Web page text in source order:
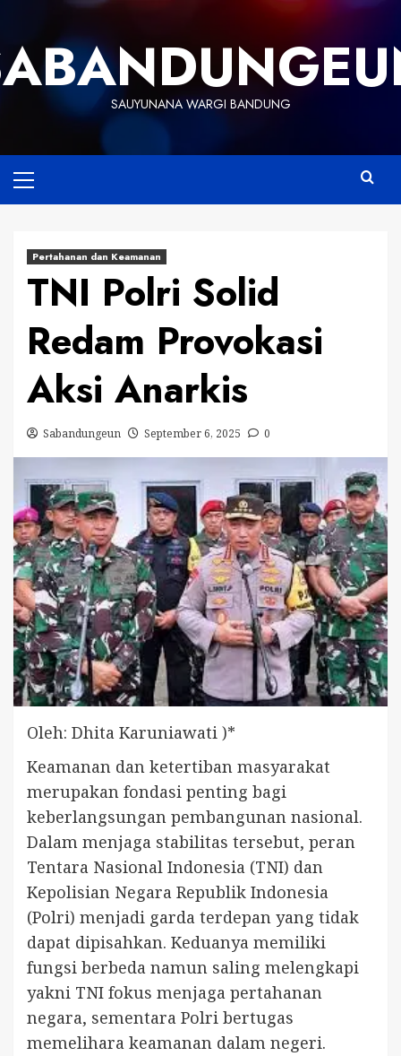
content
SAUYUNANA WARGI BANDUNG
Menu
Pertahanan dan Keamanan
TNI Polri Solid
Redam Provokasi
Aksi Anarkis
Sabandungeun September 6, 2025 0
Oleh: Dhita Karuniawati )*
Keamanan dan ketertiban masyarakat
merupakan fondasi penting bagi
keberlangsungan pembangunan nasional.
Dalam menjaga stabilitas tersebut, peran
Tentara Nasional Indonesia (TNI) dan
Kepolisian Negara Republik Indonesia
(Polri) menjadi garda terdepan yang tidak
dapat dipisahkan. Keduanya memiliki
fungsi berbeda namun saling melengkapi
yakni TNI fokus menjaga pertahanan
negara, sementara Polri bertugas
memelihara keamanan dalam negeri.